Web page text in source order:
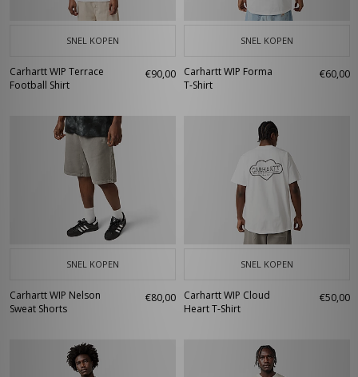
SNEL KOPEN
Carhartt WIP Terrace
Football Shirt
€90,00
SNEL KOPEN
Carhartt WIP Forma
T-Shirt
€60,00
SNEL KOPEN
Carhartt WIP Nelson
Sweat Shorts
€80,00
SNEL KOPEN
Carhartt WIP Cloud
Heart T-Shirt
€50,00